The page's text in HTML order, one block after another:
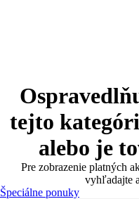
tejto
alebo je
Pre zobrazenie platných
vyhľadajte
Špeciálne ponuky